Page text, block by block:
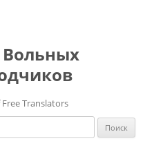
Вольных
Translators